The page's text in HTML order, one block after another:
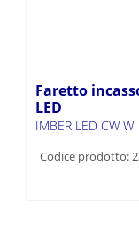
Faretto
LED
IMBER LED CW W
Codice prodotto: